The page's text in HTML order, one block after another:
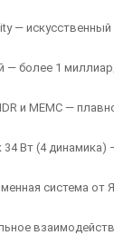
—
— более 1
и MEMC —
Вт (4 динамика)
система от